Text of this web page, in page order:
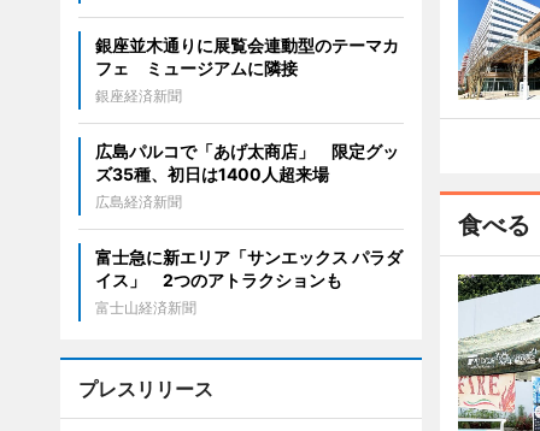
食べる
銀座並木通りに展覧会連動型のテーマカ
フェ ミュージアムに隣接
銀座経済新聞
広島パルコで「あげ太商店」 限定グッ
ズ35種、初日は1400人超来場
広島経済新聞
富士急に新エリア「サンエックス パラダ
イス」 2つのアトラクションも
富士山経済新聞
プレスリリース